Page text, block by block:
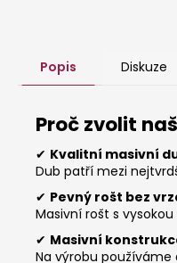
Popis Diskuze
Proč zvolit
✔ Kvalitní masivní
Dub patří mezi
✔ Pevný rošt bez
Masivní rošt s
✔ Masivní
Na výrobu